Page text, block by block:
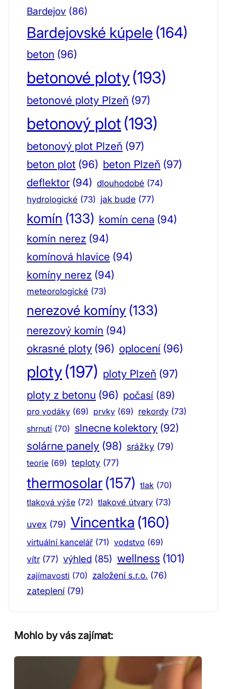
Bardejov (86)
Bardejovské kúpele (164)
beton (96)
betonové ploty(193)
betonové ploty Plzeň (97)
betonový plot (193)
betonový plot Plzeň (97)
beton plot (96) beton Plzeň (97)
deflektor (94) dlouhodobé (74)
hydrologické (73) jak bude (77)
komín (133) komín cena (94)
komín nerez (94)
komínová hlavice (94)
komíny nerez (94)
meteorologické (73)
nerezové komíny (133)
nerezový komín (94)
okrasné ploty (96) oplocení (96)
ploty(197) ploty Plzeň (97)
ploty z betonu (96) počasí (89)
pro vodáky (69) prvky (69) rekordy (73)
shrnutí (70) slnecne kolektory (92)
solárne panely (98) srážky (79)
teorie (69) teploty (77)
thermosolar (157) tlak (70)
tlaková výše (72) tlakové útvary (73)
uvex (79) Vincentka (160)
virtuální kancelář (71) vodstvo (69)
vítr (77) výhled (85) wellness (101)
zajímavosti (70) založení s.r.o. (76)
zateplení (79)
Mohlo by vás zajímat: